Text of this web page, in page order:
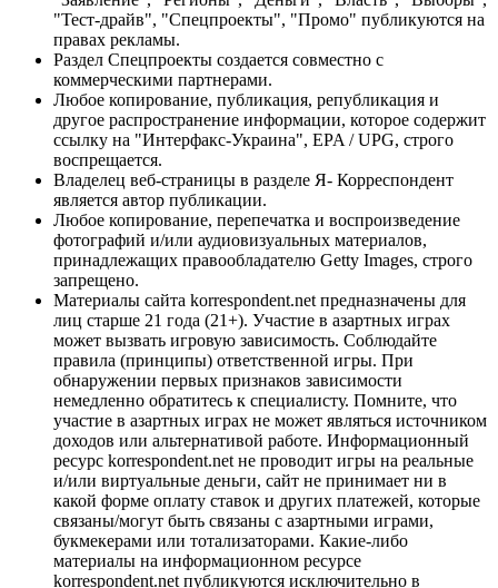
"Тест-драйв", "Спецпроекты", "Промо" публикуются на
правах рекламы.
Раздел Спецпроекты создается совместно с
коммерческими партнерами.
Любое копирование, публикация, републикация и
другое распространение информации, которое содержит
ссылку на "Интерфакс-Украина", EPA / UPG, строго
воспрещается.
Владелец веб-страницы в разделе Я- Корреспондент
является автор публикации.
Любое копирование, перепечатка и воспроизведение
фотографий и/или аудиовизуальных материалов,
принадлежащих правообладателю Getty Images, строго
запрещено.
Материалы сайта korrespondent.net предназначены для
лиц старше 21 года (21+). Участие в азартных играх
может вызвать игровую зависимость. Соблюдайте
правила (принципы) ответственной игры. При
обнаружении первых признаков зависимости
немедленно обратитесь к специалисту. Помните, что
участие в азартных играх не может являться источником
доходов или альтернативой работе. Информационный
ресурс korrespondent.net не проводит игры на реальные
и/или виртуальные деньги, сайт не принимает ни в
какой форме оплату ставок и других платежей, которые
связаны/могут быть связаны с азартными играми,
букмекерами или тотализаторами. Какие-либо
материалы на информационном ресурсе
korrespondent.net публикуются исключительно в